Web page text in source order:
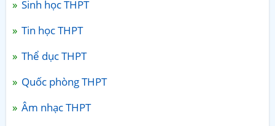
Sinh học THPT
Tin học THPT
Thể dục THPT
Quốc phòng THPT
Âm nhạc THPT